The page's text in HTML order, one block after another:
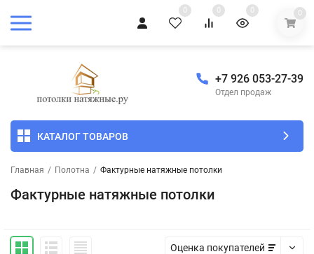
0 0 0 0
+7 926 053-27-39
Отдел продаж
КАТАЛОГ ТОВАРОВ
Главная / Полотна / Фактурные натяжные потолки
Фактурные натяжные потолки
Оценка покупателей